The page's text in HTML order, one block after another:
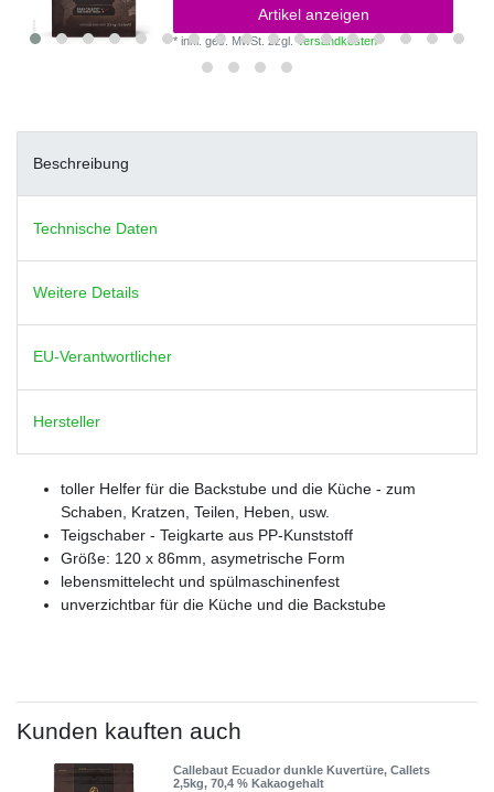
Artikel anzeigen
*inkl. ges. MwSt. zzgl.Versandkosten
Beschreibung
Technische Daten
Weitere Details
EU-Verantwortlicher
Hersteller
toller Helfer für die Backstube und die Küche - zum
Schaben, Kratzen, Teilen, Heben, usw.
Teigschaber - Teigkarte aus PP-Kunststoff
Größe: 120 x 86mm, asymetrische Form
lebensmittelecht und spülmaschinenfest
unverzichtbar für die Küche und die Backstube
Kunden kauften auch
Callebaut Ecuador dunkle Kuvertüre, Callets
2,5kg, 70,4 % Kakaogehalt